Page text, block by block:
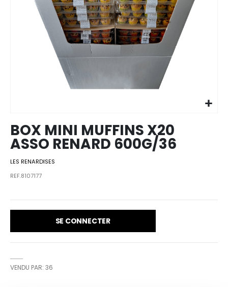
images
gallery
BOX MINI MUFFINS X20
ASSO RENARD 600G/36
LES RENARDISES
REF.8107177
SE CONNECTER
VENDU PAR: 36